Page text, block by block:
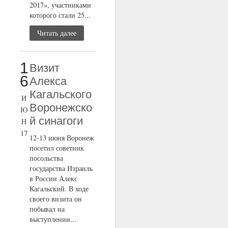
2017», участниками
которого стали 25...
Читать далее
1
6
И
Ю
Н
17
Визит
Алекса
Кагальского
Воронежско
й синагоги
12-13 июня Воронеж
посетил советник
посольства
государства Израиль
в России Алекс
Кагальский. В ходе
своего визита он
побывал на
выступлении...